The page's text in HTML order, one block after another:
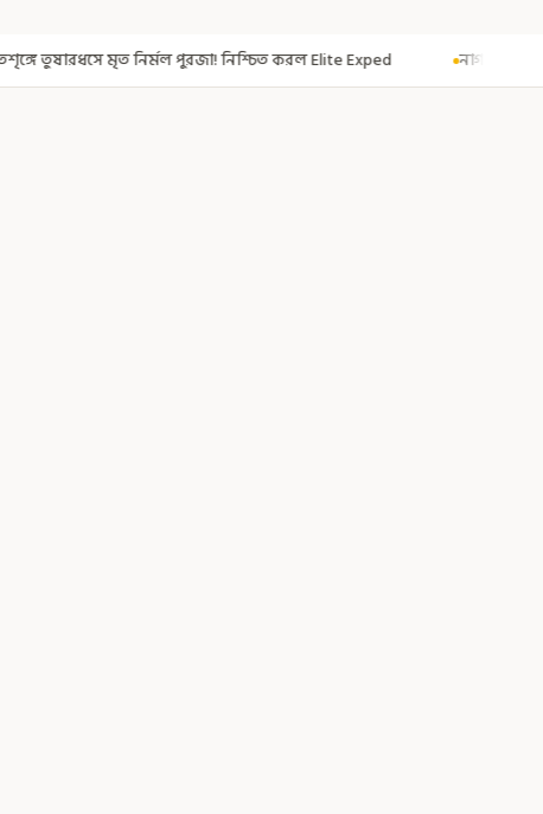
নিশ্চিত করল Elite Exped নাগরিকত্ব দিতেই CAA! ৩০০ মতুয়াকে